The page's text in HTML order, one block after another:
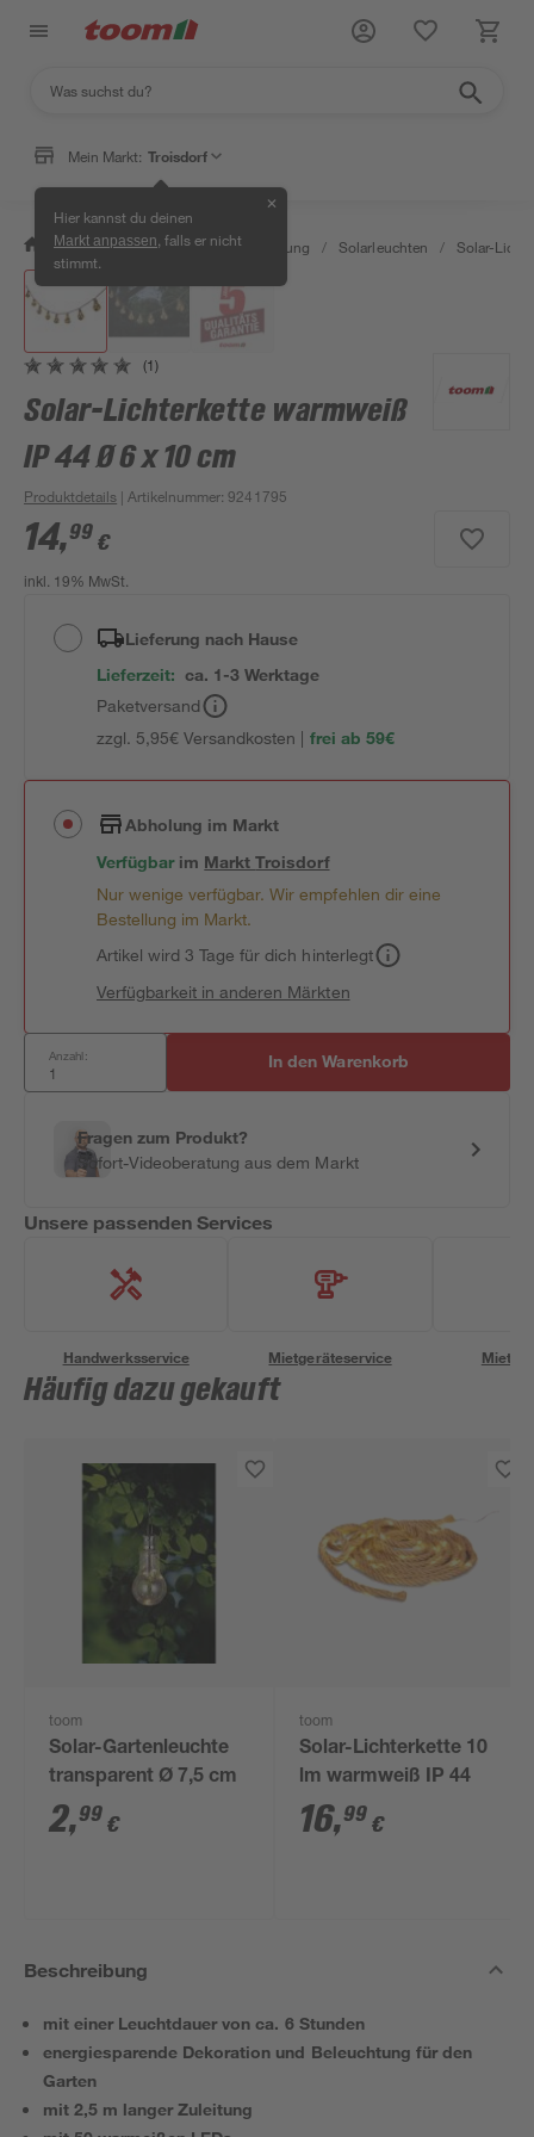
Mein Markt: Troisdorf
Hier kannst du deinen
Markt anpassen , falls er nicht
stimmt.
✕
/ Wohnen & Haushalt / Beleuchtung / Solarleuchten / Solar-
(1)
Solar-Lichterkette warmweiß
IP 44 Ø 6 x 10 cm
Produktdetails | Artikelnummer:9241795
14,99 €
inkl. 19% MwSt.
Lieferung nach Hause
Lieferzeit: ca. 1-3 Werktage
Paketversand
zzgl. 5,95€ Versandkosten | frei ab 59€
Abholung im Markt
Verfügbar im MarktTroisdorf
Nur wenige verfügbar. Wir empfehlen dir eine
Bestellung im Markt.
Artikel wird 3 Tage für dich hinterlegt
Verfügbarkeit in anderen Märkten
Anzahl: In den Warenkorb
Fragen zum Produkt?
Sofort-Videoberatung aus dem Markt
Unsere passenden Services
Handwerksservice Mietgeräteservice
Häufig dazu gekauft
toom
Solar-Gartenleuchte
transparent Ø 7,5 cm
2,99 €
toom
Solar-Lichterkette 10
lm warmweiß IP 44
16,99 €
Beschreibung
mit einer Leuchtdauer von ca. 6 Stunden
energiesparende Dekoration und Beleuchtung für den
Garten
mit 2,5 m langer Zuleitung